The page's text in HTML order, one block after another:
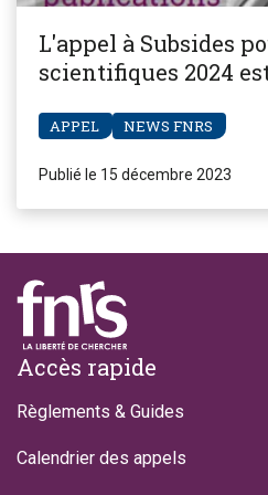
L'appel à Subsides
scientifiques 2024
APPEL NEWS FNRS
Publié le 15 décembre 2023
Footer
Accès rapide
Règlements & Guides
Calendrier des appels